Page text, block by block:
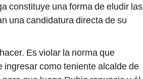
constituye una forma de eludir las
una candidatura directa de su
Es violar la norma que
ingresar como teniente alcalde de